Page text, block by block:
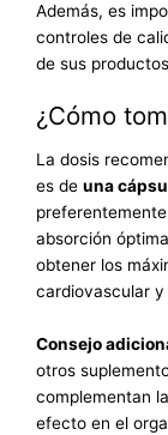
Además, es
controles de
de sus
¿Cómo
La dosis
es de una
absorción
obtener los
cardiovascular y
Consejo
otros
complementan
efecto en el